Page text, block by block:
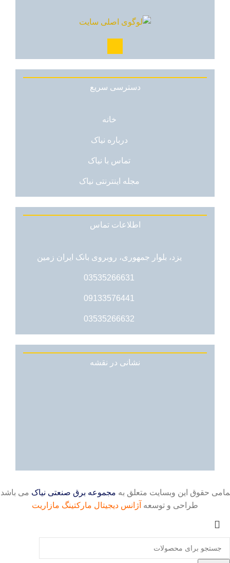
دسترسی سریع
خانه
درباره نیاک
تماس با نیاک
مجله اینترنتی نیاک
اطلاعات تماس
یزد، بلوار جمهوری، روبروی بانک ایران زمین
03535266631
09133576441
03535266632
نشانی در نقشه
حقوق این وبسایت متعلق به مجموعه برق صنعتی نیاک می
طراحی و توسعه آژانس دیجیتال مارکتینگ مازاریت